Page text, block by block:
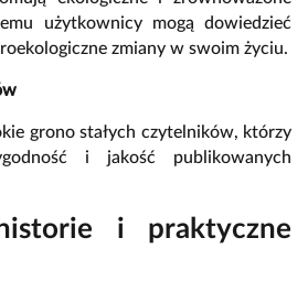
użytkownicy mogą dowiedzieć
zmiany w swoim życiu.
grono stałych czytelników, którzy
i jakość publikowanych
i praktyczne